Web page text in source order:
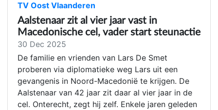
TV Oost Vlaanderen
Aalstenaar zit al vier jaar vast in
Macedonische cel, vader start steunactie
30 Dec 2025
De familie en vrienden van Lars De Smet
proberen via diplomatieke weg Lars uit een
gevangenis in Noord-Macedonië te krijgen. De
Aalstenaar van 42 jaar zit daar al vier jaar in de
cel. Onterecht, zegt hij zelf. Enkele jaren geleden